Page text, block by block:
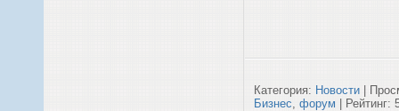
Категория: Новости |
Бизнес форум | Рейтинг: